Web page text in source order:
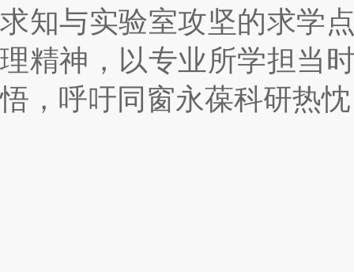
求知与实验室攻坚的求学
理精神，以专业所学担当
悟，呼吁同窗永葆科研热